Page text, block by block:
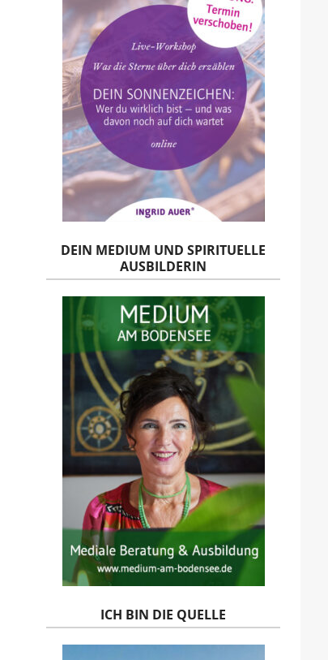
DEIN MEDIUM UND SPIRITUELLE
AUSBILDERIN
ICH BIN DIE QUELLE